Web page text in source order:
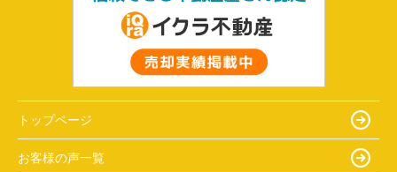
トップページ
お客様の声一覧